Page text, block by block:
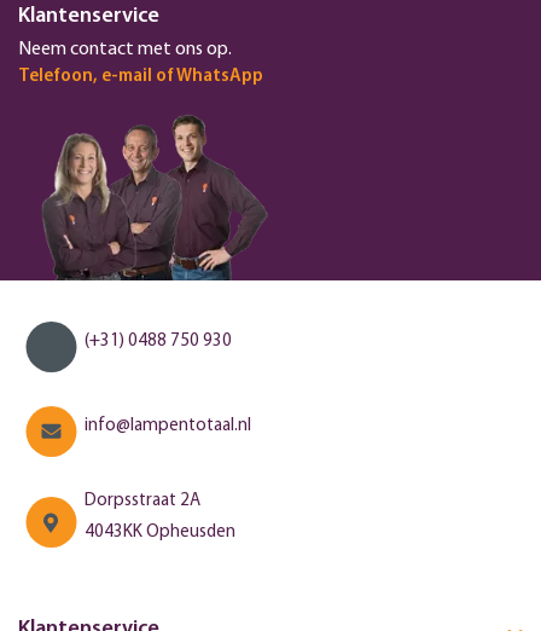
Klantenservice
Neem contact met ons op.
Telefoon, e-mail of WhatsApp
(+31) 0488 750 930
info@lampentotaal.nl
Dorpsstraat 2A
4043KK Opheusden